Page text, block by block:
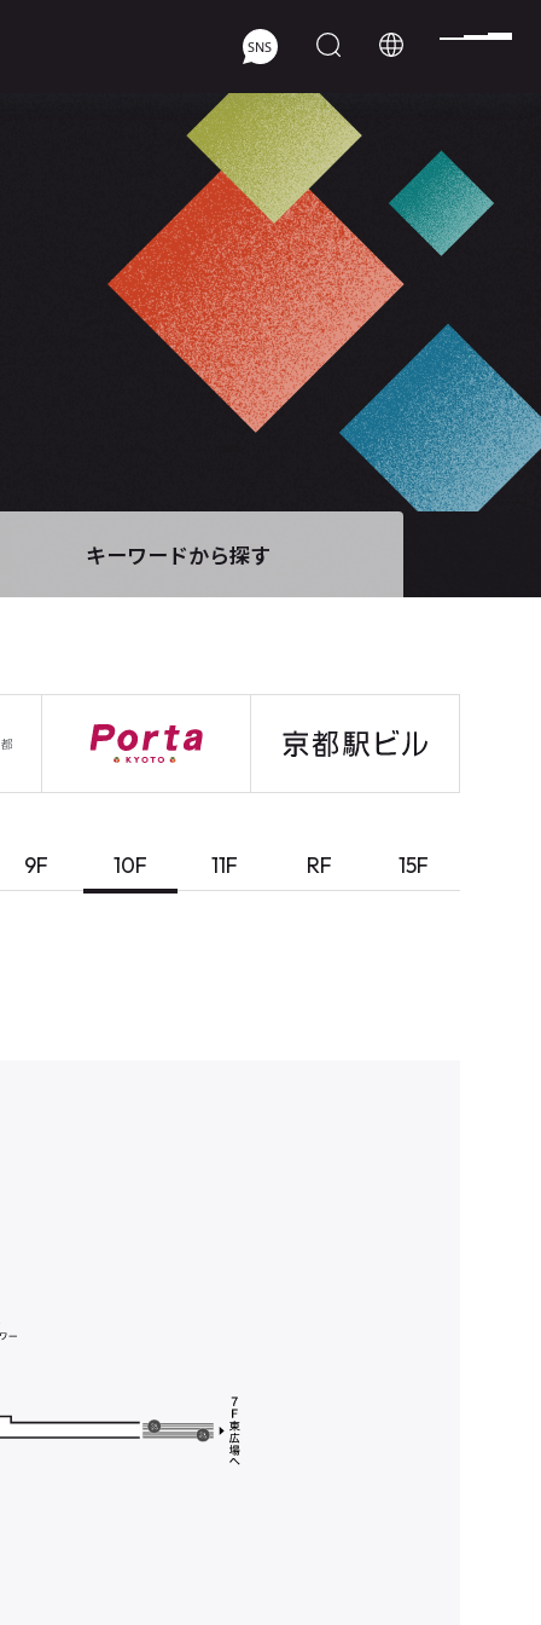
キーワードから探す
9F 10F 11F RF 15F